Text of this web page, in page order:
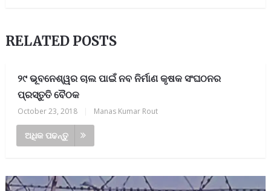
RELATED POSTS
୨୯ ଭୂବନେଶ୍ୱର ଚାଲ ପାଇଁ ନବ ନିର୍ମାଣ କୃଷକ ସଂଘଠନର
ପ୍ରସ୍ତୁତି ବୈଠକ
October 23, 2018 Manas Kumar Rout
ଅଧିକ ପଢନ୍ତୁ